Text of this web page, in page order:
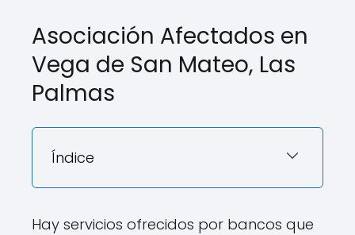
Asociación Afectados en
Vega de San Mateo, Las
Palmas
Índice
Hay servicios ofrecidos por bancos que